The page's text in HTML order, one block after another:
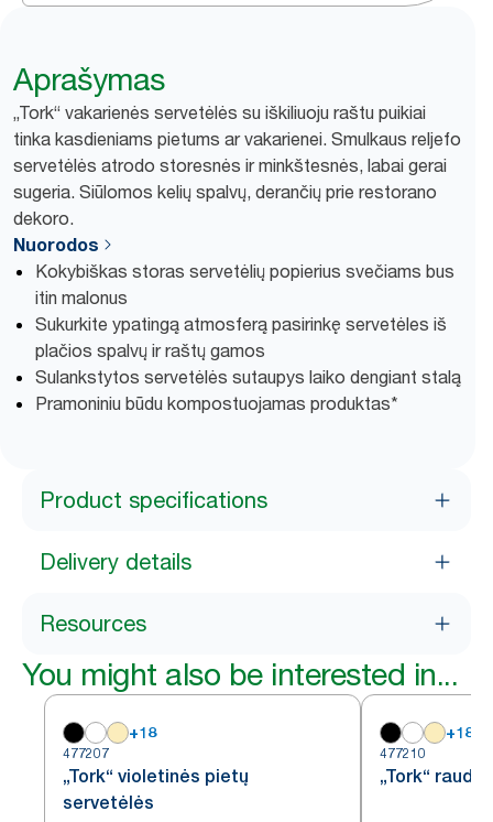
Aprašymas
„Tork“ vakarienės servetėlės su iškiliuoju raštu puikiai
tinka kasdieniams pietums ar vakarienei. Smulkaus reljefo
servetėlės atrodo storesnės ir minkštesnės, labai gerai
sugeria. Siūlomos kelių spalvų, derančių prie restorano
dekoro.
Nuorodos
Kokybiškas storas servetėlių popierius svečiams bus
itin malonus
Sukurkite ypatingą atmosferą pasirinkę servetėles iš
plačios spalvų ir raštų gamos
Sulankstytos servetėlės sutaupys laiko dengiant stalą
Pramoniniu būdu kompostuojamas produktas*
Product specifications
Delivery details
Resources
You might also be interested in...
+18
477207
„Tork“ violetinės pietų
servetėlės
+18
477210
„Tork“